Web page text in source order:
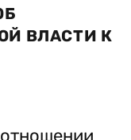
ВЛАСТИ К